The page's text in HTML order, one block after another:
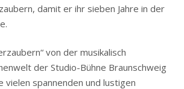
damit er ihr sieben Jahre in der
von der musikalisch
der Studio-Bühne Braunschweig
vielen spannenden und lustigen